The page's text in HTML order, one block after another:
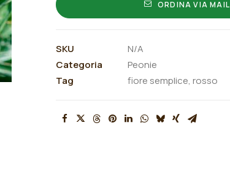
ORDINA VIA MAIL
SKU
N/A
Categoria
Peonie
Tag
fiore semplice, rosso